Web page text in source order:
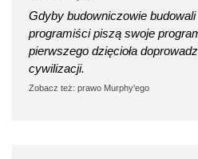
Gdyby budowniczowie
programiści piszą swoje
pierwszego dzięcioła
cywilizacji.
Zobacz też: prawo Murphy'ego